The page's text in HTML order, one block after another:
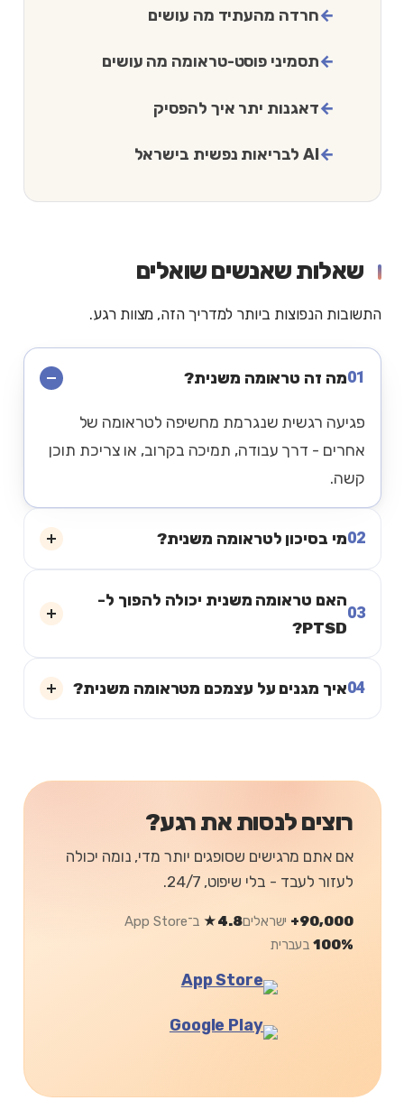
חרדה מהעתיד מה עושים
תסמיני פוסט-טראומה מה עושים
דאגנות יתר איך להפסיק
AI לבריאות נפשית בישראל
שאלות שאנשים שואלים
התשובות הנפוצות ביותר למדריך הזה, מצוות רגע.
01מה זה טראומה משנית?
פגיעה רגשית שנגרמת מחשיפה לטראומה של
אחרים - דרך עבודה, תמיכה בקרוב, או צריכת תוכן
קשה.
02מי בסיכון לטראומה משנית?
03
האם טראומה משנית יכולה להפוך ל-
PTSD?
04איך מגנים על עצמכם מטראומה משנית?
רוצים לנסות את רגע?
אם אתם מרגישים שסופגים יותר מדי, נומה יכולה
לעזור לעבד - בלי שיפוט, 24/7.
90,000+ ישראלים4.8★
ב־App Store
100%בעברית